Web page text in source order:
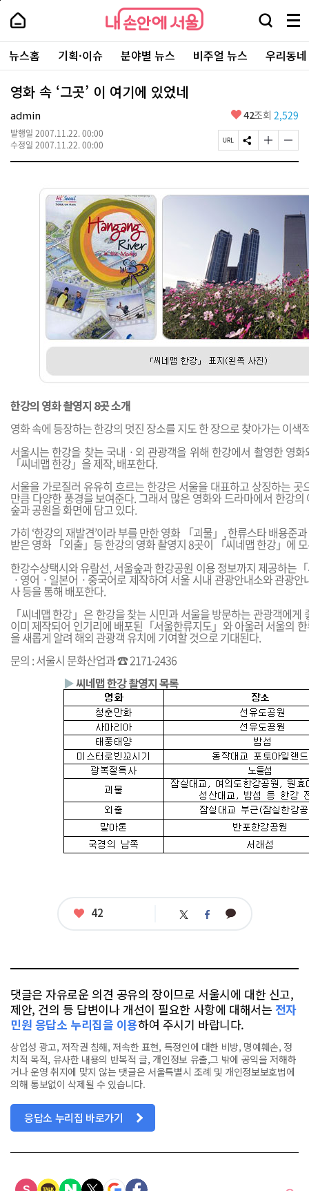
본
로
가
내
손
안
에
서
울
-
서
울
시
대
표
소
내
손
에
울
검
창
열
기
메
뉴
전
체
보
주
요
서
뉴스홈 기획·이슈 분야별 뉴스 비주얼 뉴스 우리동
영화 속 ‘그곳’ 이 여기에 있었네
admin
발행일 2007.11.22. 00:00
수정일 2007.11.22. 00:00
좋
요
42조회 2,529
페
이
R
사
S
N
유
글
자
크
글
자
작
변
한강의 영화 촬영지 8곳 소개
영화 속에 등장하는 한강의 멋진 장소를 지도 한 장으로 찾아가는 이색
서울시는 한강을 찾는 국내ㆍ외 관광객을 위해 한강에서 촬영한 영
「씨네맵 한강」을 제작, 배포한다.
서울을 가로질러 유유히 흐르는 한강은 서울을 대표하고 상징하는 곳
만큼 다양한 풍경을 보여준다. 그래서 많은 영화와 드라마에서 한강
숲과 공원을 화면에 담고 있다.
가히 ‘한강의 재발견’이라 부를 만한 영화 「괴물」, 한류스타 배용준
받은 영화 「외출」등 한강의 영화 촬영지 8곳이 「씨네맵 한강」에
한강수상택시와 유람선, 서울숲과 한강공원 이용 정보까지 제공하는
ㆍ영어ㆍ일본어ㆍ중국어로 제작하여 서울 시내 관광안내소와 관광
사 등을 통해 배포한다.
「씨네맵 한강」은 한강을 찾는 시민과 서울을 방문하는 관광객에게
이미 제작되어 인기리에 배포된「서울한류지도」와 아울러 서울의
을 새롭게 알려 해외 관광객 유치에 기여할 것으로 기대된다.
문의 : 서울시 문화산업과 ☎ 2171-2436
▶씨네맵 한강 촬영지 목록
좋
42 트 페 카
댓글은 자유로운 의견 공유의 장이므로 서울시에 대한 신고,
제안, 건의 등 답변이나 개선이 필요한 사항에 대해서는 전자
민원 응답소 누리집을 이용하여 주시기 바랍니다.
상업성 광고, 저작권 침해, 저속한 표현, 특정인에 대한 비방, 명예훼손, 정
치적 목적, 유사한 내용의 반복적 글, 개인정보 유출,그 밖에 공익을 저해하
거나 운영 취지에 맞지 않는 댓글은 서울특별시 조례 및 개인정보보호법에
의해 통보없이 삭제될 수 있습니다.
응답소 누리집 바로가기
페
상
단
로